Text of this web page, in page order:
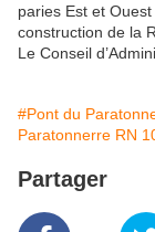
paries Est et
construction de la
Le Conseil
#Pont du
Paratonnerre RN
Partager